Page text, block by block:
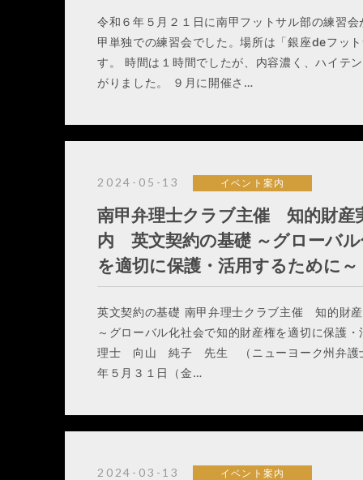
令和６年５月２１日に南甲フットサル部の練習
甲単独での練習会でした。場所は「銀座deフッ
す。 時間は１時間でしたが、内容濃く、ハイテ
がりました。 ９月に開催さ…
2024-05-13 イベント案内
南甲弁理士クラブ主催 知的財産
内 英文契約の基礎 ～グローバル
を適切に保護・活用するために～
英文契約の基礎 南甲弁理士クラブ主催 知的
～グローバル化社会で知的財産権を適切に保護
理士 向山 純子 先生 （ニューヨーク州弁護
年５月３１日（金…
2024-03-13 イベント案内